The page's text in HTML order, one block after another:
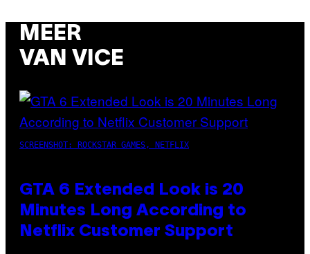
MEER
VAN VICE
SCREENSHOT: ROCKSTAR GAMES, NETFLIX
GTA 6 Extended Look is 20
Minutes Long According to
Netflix Customer Support